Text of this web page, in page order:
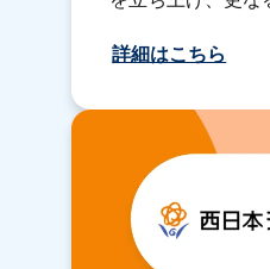
詳細はこちら